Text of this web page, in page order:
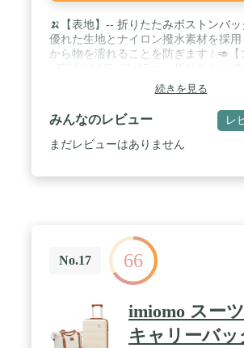
🍌【表地】-- 折りたたみボストンバッ
優れた生地とナイロン撥水素材を採用
から物を濡れることを防ぎます / 🥑【
21×10×8cm、急に荷物が増えても安心
ち運びやすい】-- この旅行バックは、
分をスーツケースの持ち手に掛けて
の上に固定することができるよう設計
め、重たい荷物も楽々運べます / 🍍【
続きを見る
みんなのレビュー レ
まだレビューはありません
No.17 66
imiomo スー
キャリーバッ